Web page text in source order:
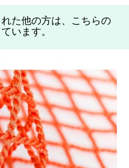
た他の方は、こちらの
います。